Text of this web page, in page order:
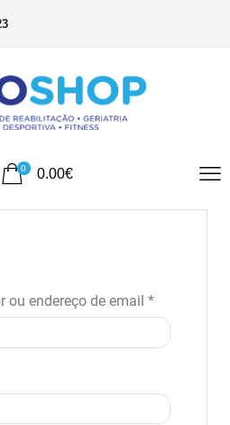
0 0.00€
ou endereço de email *